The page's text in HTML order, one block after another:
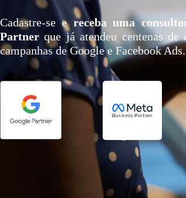
Cadastre-se e receba uma
Partner que já atendeu centenas
campanhas de Google e Facebook Ads.